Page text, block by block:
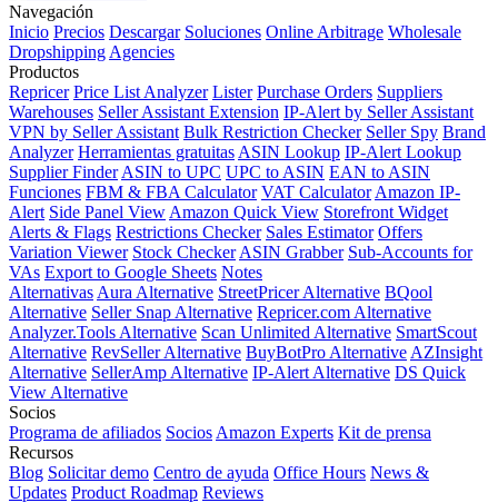
Navegación
Inicio Precios Descargar Soluciones Online Arbitrage Wholesale
Dropshipping Agencies
Productos
Repricer Price List Analyzer Lister Purchase Orders Suppliers
Warehouses Seller Assistant Extension IP-Alert by Seller Assistant
VPN by Seller Assistant Bulk Restriction Checker Seller Spy Brand
Analyzer Herramientas gratuitas ASIN Lookup IP-Alert Lookup
Supplier Finder ASIN to UPC UPC to ASIN EAN to ASIN
Funciones FBM & FBA Calculator VAT Calculator Amazon IP-
Alert Side Panel View Amazon Quick View Storefront Widget
Alerts & Flags Restrictions Checker Sales Estimator Offers
Variation Viewer Stock Checker ASIN Grabber Sub-Accounts for
VAs Export to Google Sheets Notes
Alternativas Aura Alternative StreetPricer Alternative BQool
Alternative Seller Snap Alternative Repricer.com Alternative
Analyzer.Tools Alternative Scan Unlimited Alternative SmartScout
Alternative RevSeller Alternative BuyBotPro Alternative AZInsight
Alternative SellerAmp Alternative IP-Alert Alternative DS Quick
View Alternative
Socios
Programa de afiliados Socios Amazon Experts Kit de prensa
Recursos
Blog Solicitar demo Centro de ayuda Office Hours News &
Updates Product Roadmap Reviews